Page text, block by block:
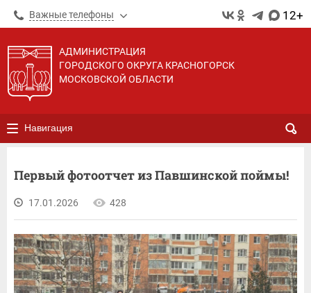
Важные телефоны 12+
АДМИНИСТРАЦИЯ
ГОРОДСКОГО ОКРУГА КРАСНОГОРСК
МОСКОВСКОЙ ОБЛАСТИ
Навигация
Первый фотоотчет из Павшинской поймы!
17.01.2026 428